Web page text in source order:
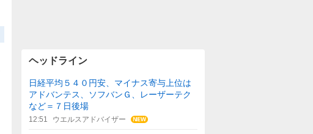
ヘッドライン
日経平均５４０円安、マイナス寄与上位は
アドバンテス、ソフバンＧ、レーザーテク
など＝７日後場
12:51 ウエルスアドバイザー